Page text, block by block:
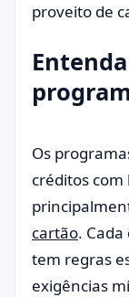
proveito de
Os
créditos com
cartão.
tem regras
exigências